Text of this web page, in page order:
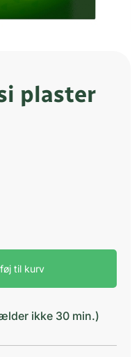
plaster
til kurv
ikke 30 min.)